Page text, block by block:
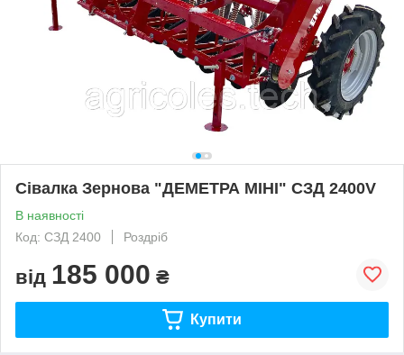
Сівалка Зернова "ДЕМЕТРА МІНІ" СЗД 2400V
В наявності
Код: СЗД 2400
Роздріб
від 185 000 ₴
Купити